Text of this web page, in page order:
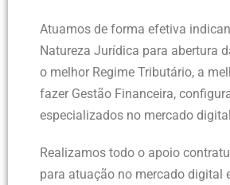
Atuamos de forma efetiva
Natureza Jurídica para abertura
o melhor Regime Tributário, a
fazer Gestão Financeira,
especializados no mercado
Realizamos todo o apoio
para atuação no mercado digital